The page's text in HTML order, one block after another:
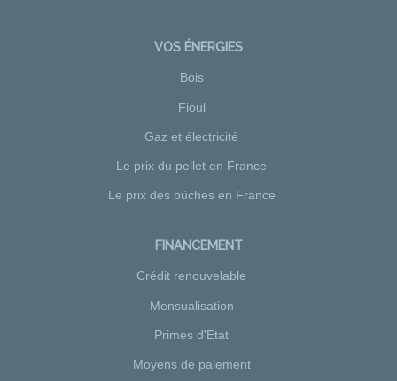
VOS ÉNERGIES
Bois
Fioul
Gaz et électricité
Le prix du pellet en France
Le prix des bûches en France
FINANCEMENT
Crédit renouvelable
Mensualisation
Primes d'Etat
Moyens de paiement